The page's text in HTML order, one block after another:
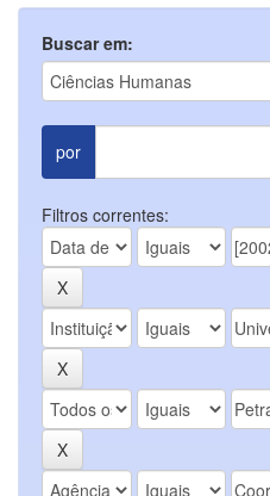
Buscar em:
por
Filtros correntes: